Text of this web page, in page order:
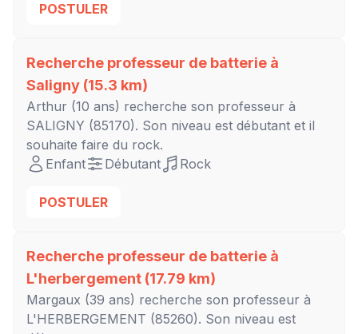
POSTULER
Recherche professeur de batterie à
Saligny (15.3 km)
Arthur (10 ans) recherche son professeur à
SALIGNY (85170). Son niveau est débutant et il
souhaite faire du rock.
Enfant
Débutant Rock
POSTULER
Recherche professeur de batterie à
L'herbergement (17.79 km)
Margaux (39 ans) recherche son professeur à
L'HERBERGEMENT (85260). Son niveau est